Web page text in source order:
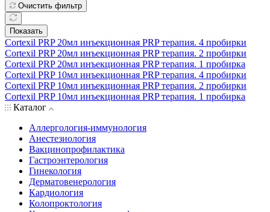
Очистить фильтр
Показать
Cortexil PRP 20мл инъекционная PRP терапия. 4 пробирки
Cortexil PRP 20мл инъекционная PRP терапия. 2 пробирки
Cortexil PRP 20мл инъекционная PRP терапия. 1 пробирка
Cortexil PRP 10мл инъекционная PRP терапия. 4 пробирки
Cortexil PRP 10мл инъекционная PRP терапия. 2 пробирки
Cortexil PRP 10мл инъекционная PRP терапия. 1 пробирка
Каталог
Аллергология-иммунология
Анестезиология
Вакцинопрофилактика
Гастроэнтерология
Гинекология
Дерматовенерология
Кардиология
Колопроктология